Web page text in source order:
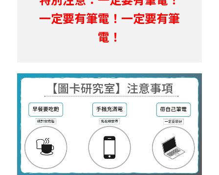
一定要有筆電！一定要有筆
電！